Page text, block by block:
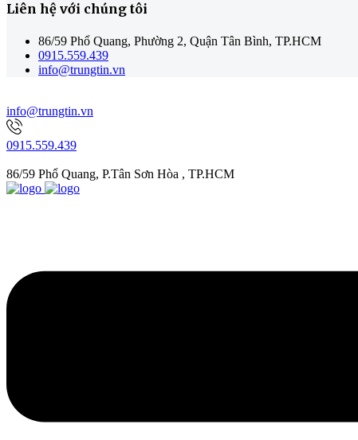
Liên hệ với chúng tôi
86/59 Phổ Quang, Phường 2, Quận Tân Bình, TP.HCM
0915.559.439
info@trungtin.vn
info@trungtin.vn
0915.559.439
86/59 Phổ Quang, P.Tân Sơn Hòa , TP.HCM